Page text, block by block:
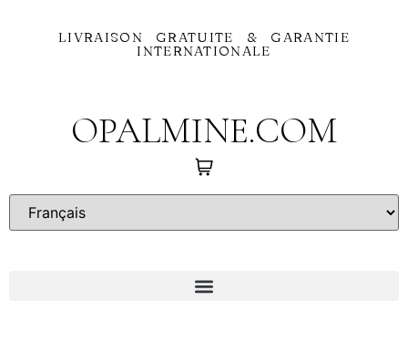
LIVRAISON GRATUITE & GARANTIE
INTERNATIONALE
OPALMINE.COM